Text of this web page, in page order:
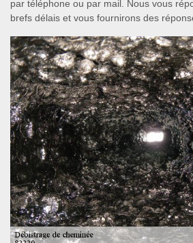
par téléphone ou par mail. Nous vous
brefs délais et vous fournirons des